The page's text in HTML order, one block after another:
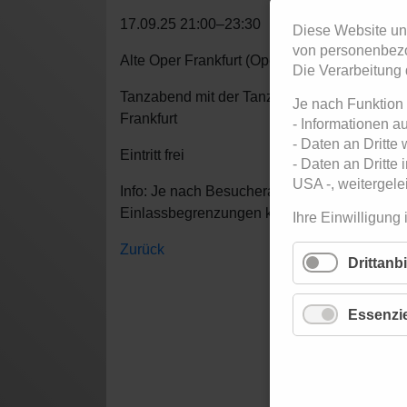
17.09.25 21:00–23:30
Alte Oper Frankfurt (Opernplatz 1)
Tanzabend mit der Tanzschule Wernecke
Frankfurt
Eintritt frei
Info: Je nach Besucherandrang an der
Einlassbegrenzungen kommen
Zurück
Diese Website
von
Die
Je nach
- Informationen
- Daten an Dritte
- Daten an Dritte
USA -,
Ihre